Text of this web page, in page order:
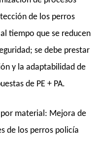
de los perros
tiempo que se reducen
se debe prestar
y la adaptabilidad de
de PE + PA.
material: Mejora de
de los perros policía